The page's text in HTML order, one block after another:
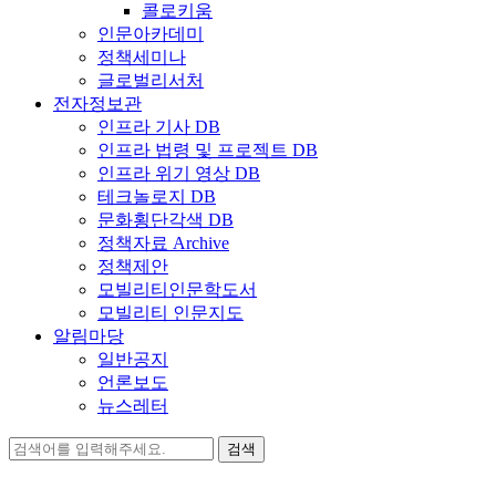
콜로키움
인문아카데미
정책세미나
글로벌리서처
전자정보관
인프라 기사 DB
인프라 법령 및 프로젝트 DB
인프라 위기 영상 DB
테크놀로지 DB
문화횡단각색 DB
정책자료 Archive
정책제안
모빌리티인문학도서
모빌리티 인문지도
알림마당
일반공지
언론보도
뉴스레터
검